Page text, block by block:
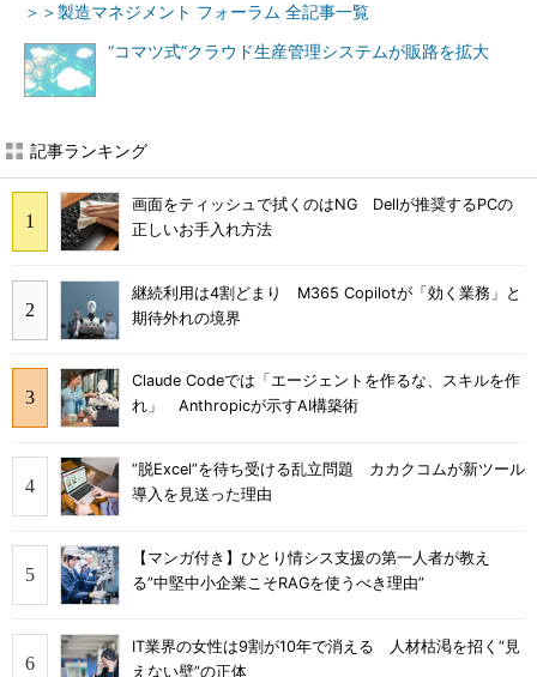
＞＞製造マネジメント フォーラム 全記事一覧
“コマツ式”クラウド生産管理システムが販路を拡大
記事ランキング
画面をティッシュで拭くのはNG Dellが推奨するPCの
正しいお手入れ方法
継続利用は4割どまり M365 Copilotが「効く業務」と
期待外れの境界
Claude Codeでは「エージェントを作るな、スキルを作
れ」 Anthropicが示すAI構築術
“脱Excel”を待ち受ける乱立問題 カカクコムが新ツール
導入を見送った理由
【マンガ付き】ひとり情シス支援の第一人者が教え
る”中堅中小企業こそRAGを使うべき理由”
IT業界の女性は9割が10年で消える 人材枯渇を招く“見
えない壁”の正体